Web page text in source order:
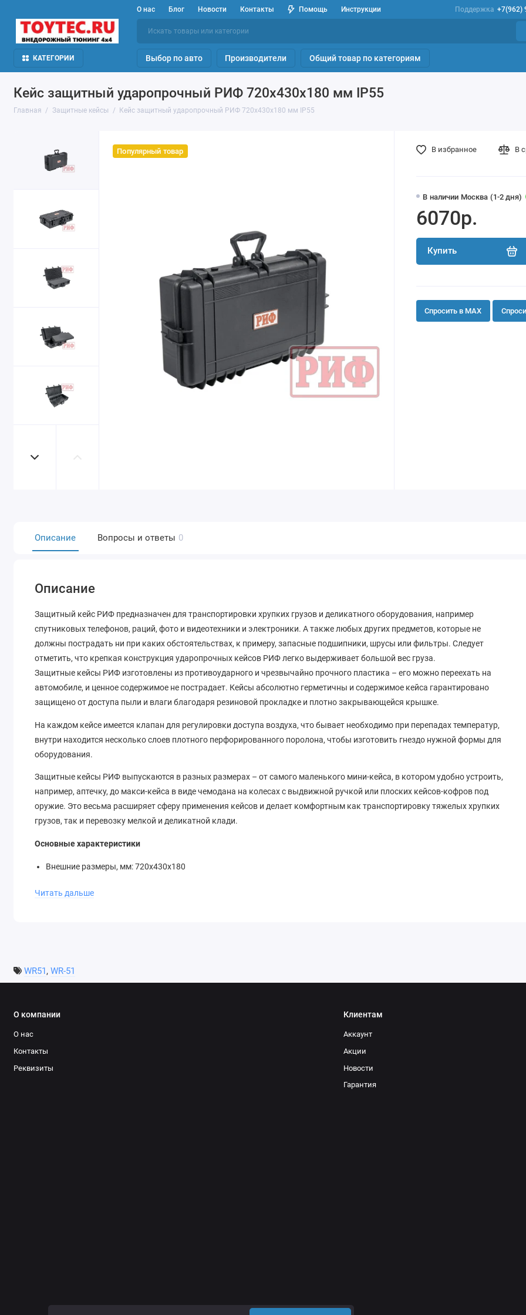
О нас Блог Новости Контакты Помощь Инструкции Поддержка +7(962)
КАТЕГОРИИ Выбор по авто Производители Общий товар по категориям
Кейс защитный ударопрочный РИФ 720х430х180 мм IP55
Главная Защитные кейсы Кейс защитный ударопрочный РИФ 720х430х180 мм IP55
Популярный товар
В наличии Москва (1-2 дня)
6070р.
Купить
В избранное В
Спросить в MAX
Описание Вопросы и ответы 0
Описание
Защитный кейс РИФ предназначен для транспортировки хрупких грузов и деликатного оборудования, например
спутниковых телефонов, раций, фото и видеотехники и электроники. А также любых других предметов, которые не
должны пострадать ни при каких обстоятельствах, к примеру, запасные подшипники, шрусы или фильтры. Следует
отметить, что крепкая конструкция ударопрочных кейсов РИФ легко выдерживает большой вес груза.
Защитные кейсы РИФ изготовлены из противоударного и чрезвычайно прочного пластика – его можно переехать на
автомобиле, и ценное содержимое не пострадает. Кейсы абсолютно герметичны и содержимое кейса гарантировано
защищено от доступа пыли и влаги благодаря резиновой прокладке и плотно закрывающейся крышке.
На каждом кейсе имеется клапан для регулировки доступа воздуха, что бывает необходимо при перепадах температур,
внутри находится несколько слоев плотного перфорированного поролона, чтобы изготовить гнездо нужной формы для
оборудования.
Защитные кейсы РИФ выпускаются в разных размерах – от самого маленького мини-кейса, в котором удобно устроить,
например, аптечку, до макси-кейса в виде чемодана на колесах с выдвижной ручкой или плоских кейсов-кофров под
оружие. Это весьма расширяет сферу применения кейсов и делает комфортным как транспортировку тяжелых хрупких
грузов, так и перевозку мелкой и деликатной клади.
Основные характеристики
Внешние размеры, мм: 720х430х180
Глубина крышки внутренняя, мм: 45
Степень влагозащиты: IP55
Читать дальше
WR51,WR-51
О компании
О нас
Контакты
Реквизиты
Клиентам
Аккаунт
Акции
Новости
Гарантия